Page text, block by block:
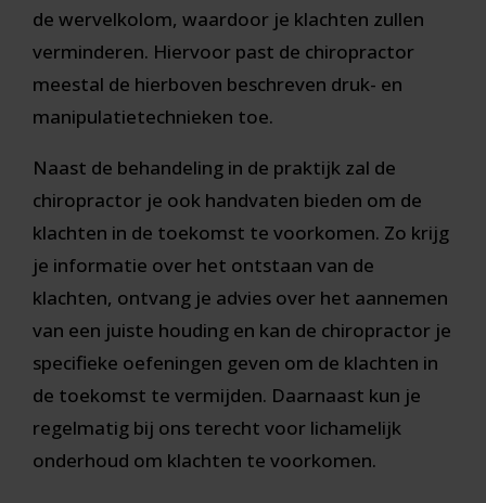
de wervelkolom, waardoor je klachten zullen
verminderen. Hiervoor past de chiropractor
meestal de hierboven beschreven druk- en
manipulatietechnieken toe.
Naast de behandeling in de praktijk zal de
chiropractor je ook handvaten bieden om de
klachten in de toekomst te voorkomen. Zo krijg
je informatie over het ontstaan van de
klachten, ontvang je advies over het aannemen
van een juiste houding en kan de chiropractor je
specifieke oefeningen geven om de klachten in
de toekomst te vermijden. Daarnaast kun je
regelmatig bij ons terecht voor lichamelijk
onderhoud om klachten te voorkomen.